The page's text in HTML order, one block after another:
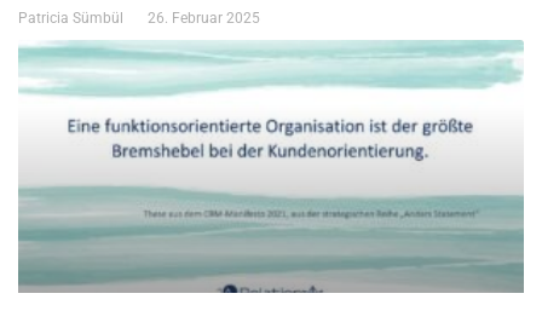
Patricia Sümbül 26. Februar 2025